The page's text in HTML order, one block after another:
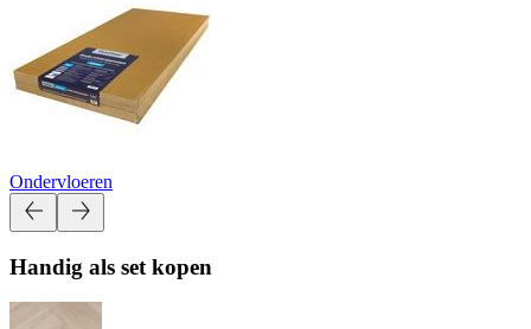
Ondervloeren
Handig als set kopen